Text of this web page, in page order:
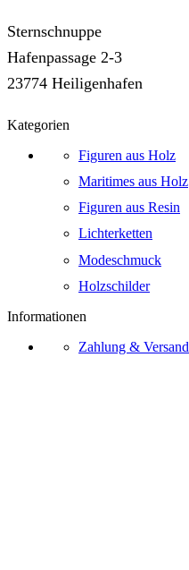
Sternschnuppe
Hafenpassage 2-3
23774 Heiligenhafen
Kategorien
Figuren aus Holz
Maritimes aus Holz
Figuren aus Resin
Lichterketten
Modeschmuck
Holzschilder
Informationen
Zahlung & Versand